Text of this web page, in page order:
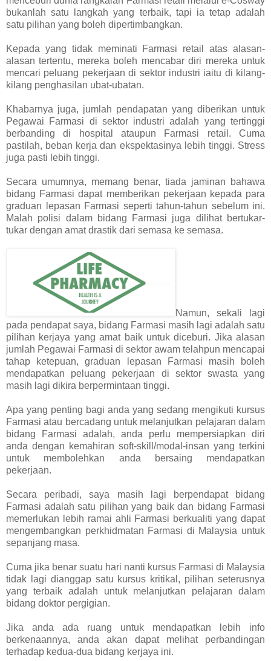
bukanlah satu langkah yang terbaik, tapi ia tetap adalah
satu pilihan yang boleh dipertimbangkan.
Kepada yang tidak meminati Farmasi retail atas alasan-
alasan tertentu, mereka boleh mencabar diri mereka untuk
mencari peluang pekerjaan di sektor industri iaitu di kilang-
kilang penghasilan ubat-ubatan.
Khabarnya juga, jumlah pendapatan yang diberikan untuk
Pegawai Farmasi di sektor industri adalah yang tertinggi
berbanding di hospital ataupun Farmasi retail. Cuma
pastilah, beban kerja dan ekspektasinya lebih tinggi. Stress
juga pasti lebih tinggi.
Secara umumnya, memang benar, tiada jaminan bahawa
bidang Farmasi dapat memberikan pekerjaan kepada para
graduan lepasan Farmasi seperti tahun-tahun sebelum ini.
Malah polisi dalam bidang Farmasi juga dilihat bertukar-
tukar dengan amat drastik dari semasa ke semasa.
Namun, sekali lagi
pada pendapat saya, bidang Farmasi masih lagi adalah satu
pilihan kerjaya yang amat baik untuk diceburi. Jika alasan
jumlah Pegawai Farmasi di sektor awam telahpun mencapai
tahap ketepuan, graduan lepasan Farmasi masih boleh
mendapatkan peluang pekerjaan di sektor swasta yang
masih lagi dikira berpermintaan tinggi.
Apa yang penting bagi anda yang sedang mengikuti kursus
Farmasi atau bercadang untuk melanjutkan pelajaran dalam
bidang Farmasi adalah, anda perlu mempersiapkan diri
anda dengan kemahiran soft-skill/modal-insan yang terkini
untuk membolehkan anda bersaing mendapatkan
pekerjaan.
Secara peribadi, saya masih lagi berpendapat bidang
Farmasi adalah satu pilihan yang baik dan bidang Farmasi
memerlukan lebih ramai ahli Farmasi berkualiti yang dapat
mengembangkan perkhidmatan Farmasi di Malaysia untuk
sepanjang masa.
Cuma jika benar suatu hari nanti kursus Farmasi di Malaysia
tidak lagi dianggap satu kursus kritikal, pilihan seterusnya
yang terbaik adalah untuk melanjutkan pelajaran dalam
bidang doktor pergigian.
Jika anda ada ruang untuk mendapatkan lebih info
berkenaannya, anda akan dapat melihat perbandingan
terhadap kedua-dua bidang kerjaya ini.